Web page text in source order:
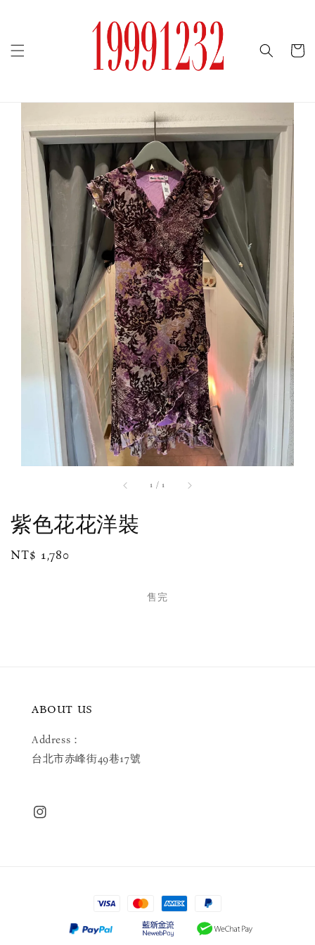
1 / 1
紫色花花洋裝
Regular
NT$ 1,780
售完
ABOUT US
Address：
台北市赤峰街49巷17號